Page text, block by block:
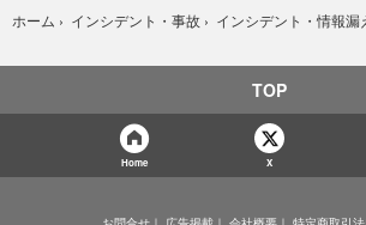
ホーム › インシデント・事故 › インシデント・情報漏
TOP
Home X